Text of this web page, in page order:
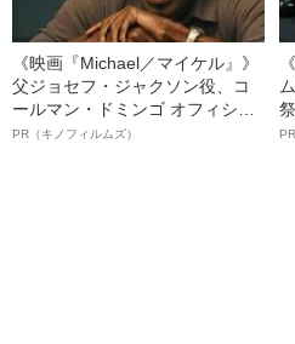
《映画『Michael／マイケル』》
父ジョセフ・ジャクソン役、コ
ールマン・ドミンゴ オフィシャ
ルインタビュー“観客を魅了した
PR（キノフィルムズ）